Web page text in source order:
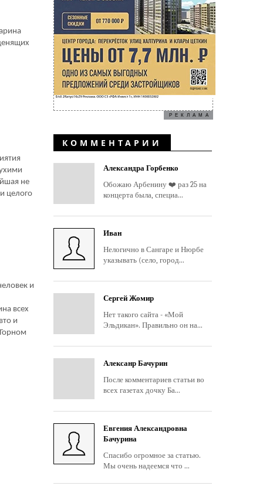
не
целого
и
всех
и
РЕКЛАМА
КОММЕНТАРИИ
Александра Горбенко
Обожаю Арбенину ❤️ раз 25 на
концерта была, специа...
Иван
Нелогично в Сангаре и Нюрбе
указывать (село, город...
Сергей Жомир
Нет такого сайта - «Мой
Эльдикан». Правильно он на...
Алексанр Бачурин
После комментариев статьи во
всех газетах дочку Ба...
Евгения Александровна
Бачурина
Спасибо огромное за статью.
Мы очень надеемся что ...